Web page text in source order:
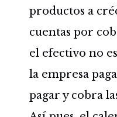
productos a
cuentas por
el efectivo no
la empresa
pagar y cobra